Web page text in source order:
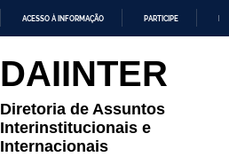
O
CONTEÚDO
ACESSO À INFORMAÇÃO PARTICIPE
DAIINTER
Diretoria de Assuntos
Interinstitucionais e
Internacionais